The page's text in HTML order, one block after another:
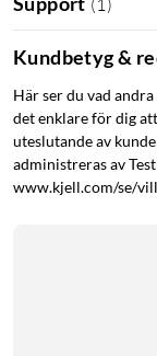
Kundbetyg &
Här ser du vad
det enklare för dig
uteslutande av
administreras av
www.kjell.com/se/